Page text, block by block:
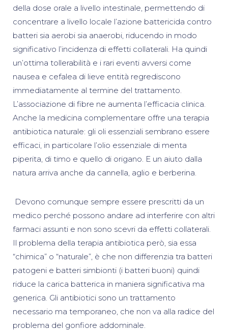
della dose orale a livello intestinale, permettendo di
concentrare a livello locale l’azione battericida contro
batteri sia aerobi sia anaerobi, riducendo in modo
significativo l’incidenza di effetti collaterali. Ha quindi
un’ottima tollerabilità e i rari eventi avversi come
nausea e cefalea di lieve entità regrediscono
immediatamente al termine del trattamento.
L’associazione di fibre ne aumenta l’efficacia clinica.
Anche la medicina complementare offre una terapia
antibiotica naturale: gli oli essenziali sembrano essere
efficaci, in particolare l’olio essenziale di menta
piperita, di timo e quello di origano. E un aiuto dalla
natura arriva anche da cannella, aglio e berberina.
Devono comunque sempre essere prescritti da un
medico perché possono andare ad interferire con altri
farmaci assunti e non sono scevri da effetti collaterali.
Il problema della terapia antibiotica però, sia essa
“chimica” o “naturale”, è che non differenzia tra batteri
patogeni e batteri simbionti (i batteri buoni) quindi
riduce la carica batterica in maniera significativa ma
generica. Gli antibiotici sono un trattamento
necessario ma temporaneo, che non va alla radice del
problema del gonfiore addominale.